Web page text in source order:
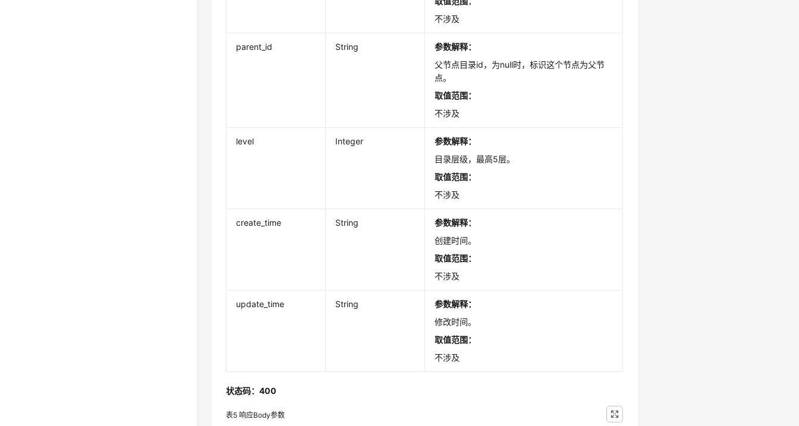
不涉及
parent_id String
参数解释：
父节点目录id，为null时，标识这个节点为父节
点。
取值范围：
不涉及
level Integer
参数解释：
目录层级，最高5层。
取值范围：
不涉及
create_time String
参数解释：
创建时间。
取值范围：
不涉及
update_time String
参数解释：
修改时间。
取值范围：
不涉及
状态码：400
表5响应Body参数